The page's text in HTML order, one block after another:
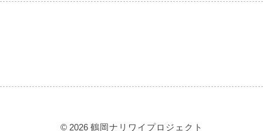
© 2026 鶴岡ナリワイプロジェクト